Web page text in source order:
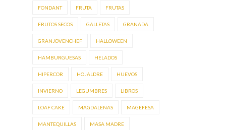
FONDANT FRUTA FRUTAS
FRUTOS SECOS GALLETAS GRANADA
GRANJOVENCHEF HALLOWEEN
HAMBURGUESAS HELADOS
HIPERCOR HOJALDRE HUEVOS
INVIERNO LEGUMBRES LIBROS
LOAF CAKE MAGDALENAS MAGEFESA
MANTEQUILLAS MASA MADRE